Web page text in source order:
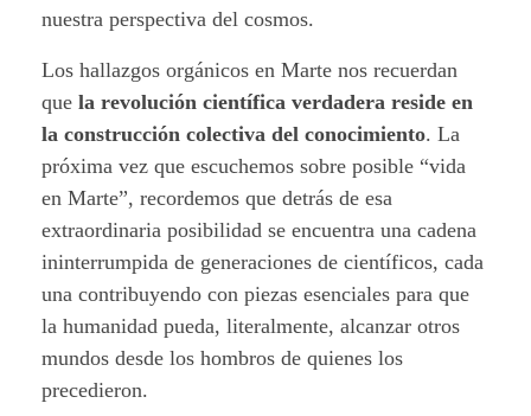
nuestra perspectiva del cosmos.
Los hallazgos orgánicos en Marte nos recuerdan
que la revolución científica verdadera reside en
la construcción colectiva del conocimiento. La
próxima vez que escuchemos sobre posible “vida
en Marte”, recordemos que detrás de esa
extraordinaria posibilidad se encuentra una cadena
ininterrumpida de generaciones de científicos, cada
una contribuyendo con piezas esenciales para que
la humanidad pueda, literalmente, alcanzar otros
mundos desde los hombros de quienes los
precedieron.